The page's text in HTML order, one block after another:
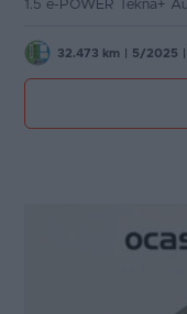
32.473 km 5/2025